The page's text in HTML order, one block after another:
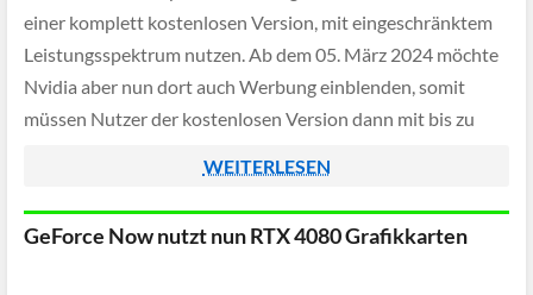
einer komplett kostenlosen Version, mit eingeschränktem
Leistungsspektrum nutzen. Ab dem 05. März 2024 möchte
Nvidia aber nun dort auch Werbung einblenden, somit
müssen Nutzer der kostenlosen Version dann mit bis zu
WEITERLESEN
GeForce Now nutzt nun RTX 4080 Grafikkarten